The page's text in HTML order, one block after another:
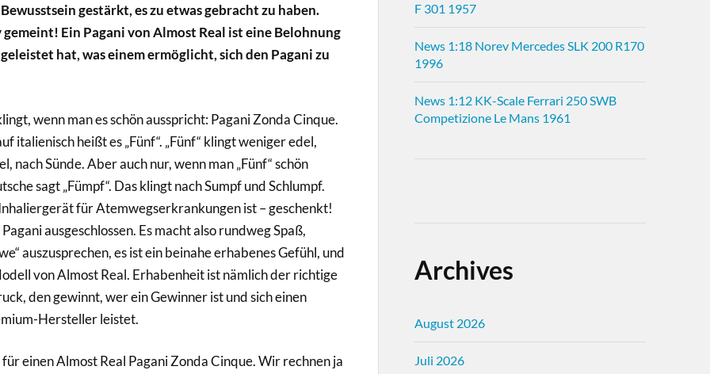
gestärkt, es zu etwas gebracht zu haben.
Ein Pagani von Almost Real ist eine Belohnung
hat, was einem ermöglicht, sich den Pagani zu
wenn man es schön ausspricht: Pagani Zonda Cinque.
italienisch heißt es „Fünf“. „Fünf“ klingt weniger edel,
nach Sünde. Aber auch nur, wenn man „Fünf“ schön
sagt „Fümpf“. Das klingt nach Sumpf und Schlumpf.
Inhaliergerät für Atemwegserkrankungen ist – geschenkt!
ausgeschlossen. Es macht also rundweg Spaß,
auszusprechen, es ist ein beinahe erhabenes Gefühl, und
von Almost Real. Erhabenheit ist nämlich der richtige
den gewinnt, wer ein Gewinner ist und sich einen
Hersteller leistet.
für einen Almost Real Pagani Zonda Cinque. Wir rechnen ja
F 301 1957
News 1:18 Norev Mercedes SLK 200 R170
1996
News 1:12 KK-Scale Ferrari 250 SWB
Competizione Le Mans 1961
Archives
August 2026
Juli 2026